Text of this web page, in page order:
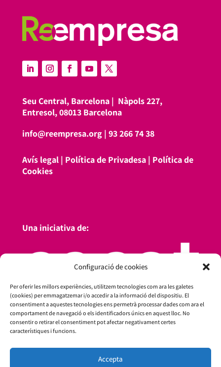
Configuració de cookies
Per oferir les millors experiències, utilitzem tecnologies com ara les galetes
(cookies) per emmagatzemar i/o accedir a la informació del dispositiu. El
consentiment a aquestes tecnologies ens permetrà processar dades com ara el
comportament de navegació o els identificadors únics en aquest lloc. No
consentir o retirar el consentiment pot afectar negativament certes
característiques i funcions.
Accepta
Seu Central, Barcelona | Nàpols 227,
Entresol, 08013 Barcelona
info@reempresa.org| 93 266 74 38
Avís legal| Política de Privadesa| Política de
Cookies
Una iniciativa de: